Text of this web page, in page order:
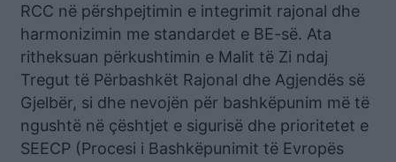
RCC në përshpejtimin e integrimit rajonal dhe
harmonizimin me standardet e BE-së. Ata
ritheksuan përkushtimin e Malit të Zi ndaj
Tregut të Përbashkët Rajonal dhe Agjendës së
Gjelbër, si dhe nevojën për bashkëpunim më të
ngushtë në çështjet e sigurisë dhe prioritetet e
SEECP (Procesi i Bashkëpunimit të Evropës